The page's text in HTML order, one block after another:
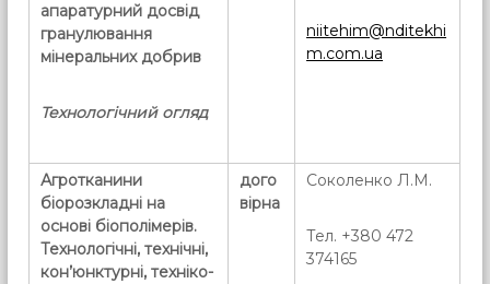
апаратурний досвід
гранулювання
мінеральних добрив
Технологічний огляд
niitehim@nditekhi
m.com.ua
Агротканини
біорозкладні на
основі біополімерів.
Технологічні, технічні,
кон’юнктурні, техніко-
дого
вірна
Соколенко Л.М.
Тел. +380 472
374165